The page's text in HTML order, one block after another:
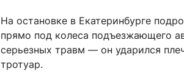
На остановке в Екатеринбурге
прямо под колеса подъезжающего
серьезных травм — он ударился
тротуар.